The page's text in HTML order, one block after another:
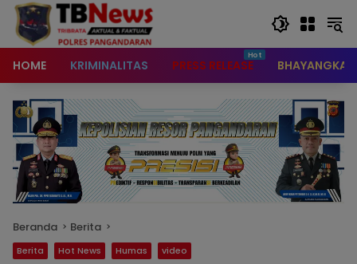
content
HOME KRIMINALITAS PRESS RELEASE BHAYANGKARI
Beranda Berita
Berita Hot News Humas video